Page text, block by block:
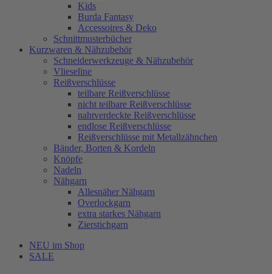
Kids
Burda Fantasy
Accessoires & Deko
Schnittmusterbücher
Kurzwaren & Nähzubehör
Schneiderwerkzeuge & Nähzubehör
Vlieseline
Reißverschlüsse
teilbare Reißverschlüsse
nicht teilbare Reißverschlüsse
nahtverdeckte Reißverschlüsse
endlose Reißverschlüsse
Reißverschlüsse mit Metallzähnchen
Bänder, Borten & Kordeln
Knöpfe
Nadeln
Nähgarn
Allesnäher Nähgarn
Overlockgarn
extra starkes Nähgarn
Zierstichgarn
NEU im Shop
SALE